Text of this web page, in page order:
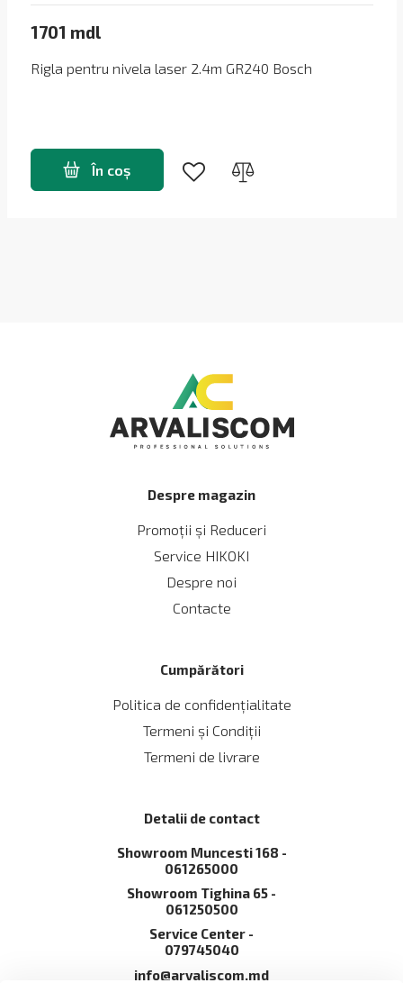
1701 mdl
Rigla pentru nivela laser 2.4m GR240 Bosch
În coș
Despre magazin
Promoții și Reduceri
Service HIKOKI
Despre noi
Contacte
Cumpărători
Politica de confidențialitate
Termeni și Сondiții
Termeni de livrare
Detalii de contact
Showroom Muncesti 168 -
061265000
Showroom Tighina 65 -
061250500
Service Сenter -
079745040
info@arvaliscom.md